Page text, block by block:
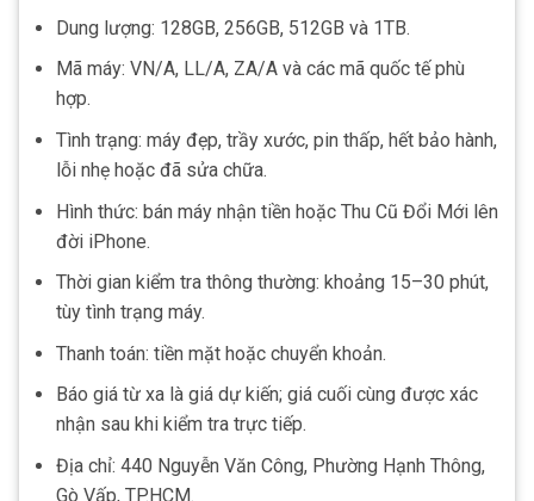
Dung lượng: 128GB, 256GB, 512GB và 1TB.
Mã máy: VN/A, LL/A, ZA/A và các mã quốc tế phù
hợp.
Tình trạng: máy đẹp, trầy xước, pin thấp, hết bảo hành,
lỗi nhẹ hoặc đã sửa chữa.
Hình thức: bán máy nhận tiền hoặc Thu Cũ Đổi Mới lên
đời iPhone.
Thời gian kiểm tra thông thường: khoảng 15–30 phút,
tùy tình trạng máy.
Thanh toán: tiền mặt hoặc chuyển khoản.
Báo giá từ xa là giá dự kiến; giá cuối cùng được xác
nhận sau khi kiểm tra trực tiếp.
Địa chỉ: 440 Nguyễn Văn Công, Phường Hạnh Thông,
Gò Vấp, TP.HCM.